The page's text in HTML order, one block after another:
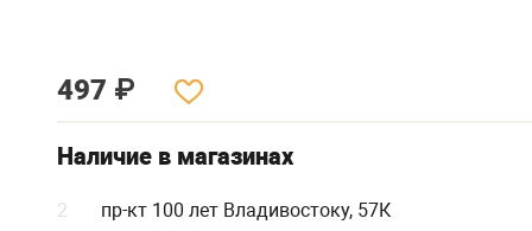
497 ₽
Наличие в магазинах
2
пр-кт 100 лет Владивостоку, 57К